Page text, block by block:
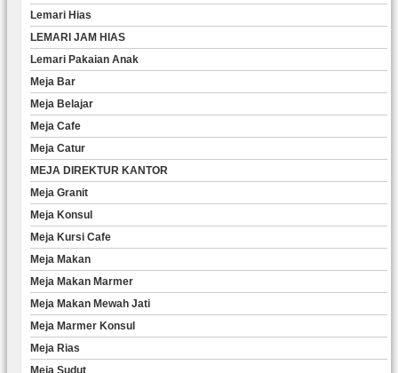
Lemari Hias
LEMARI JAM HIAS
Lemari Pakaian Anak
Meja Bar
Meja Belajar
Meja Cafe
Meja Catur
MEJA DIREKTUR KANTOR
Meja Granit
Meja Konsul
Meja Kursi Cafe
Meja Makan
Meja Makan Marmer
Meja Makan Mewah Jati
Meja Marmer Konsul
Meja Rias
Meja Sudut